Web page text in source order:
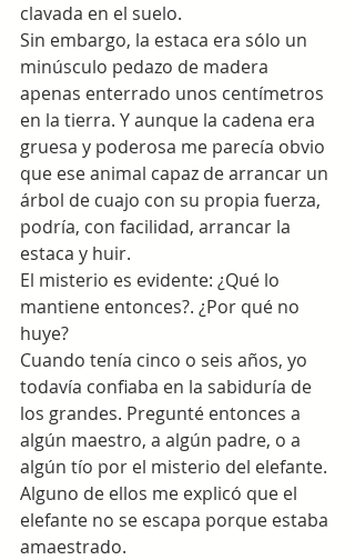
clavada en el suelo.
Sin embargo, la estaca era sólo un
minúsculo pedazo de madera
apenas enterrado unos centímetros
en la tierra. Y aunque la cadena era
gruesa y poderosa me parecía obvio
que ese animal capaz de arrancar un
árbol de cuajo con su propia fuerza,
podría, con facilidad, arrancar la
estaca y huir.
El misterio es evidente: ¿Qué lo
mantiene entonces?. ¿Por qué no
huye?
Cuando tenía cinco o seis años, yo
todavía confiaba en la sabiduría de
los grandes. Pregunté entonces a
algún maestro, a algún padre, o a
algún tío por el misterio del elefante.
Alguno de ellos me explicó que el
elefante no se escapa porque estaba
amaestrado.